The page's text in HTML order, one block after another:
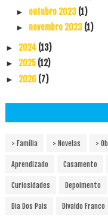
► outubro 2023 (1)
► novembro 2023 (1)
► 2024 (13)
► 2025 (12)
► 2026 (7)
> Família > Novelas >
Aprendizado Casamento
Curiosidades Depoimento
Dia Dos Pais Divaldo Franco